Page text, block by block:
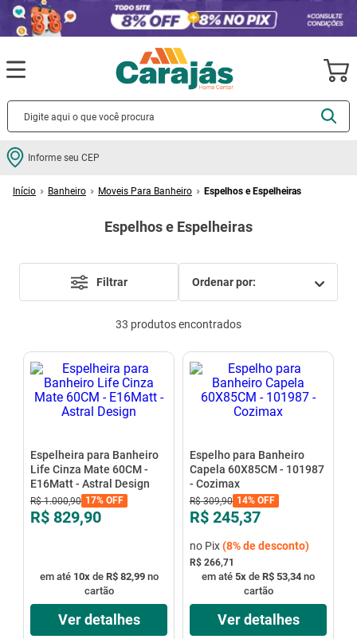
Informe seu CEP
Banheiro Moveis Para Banheiro Espelhos e Espelheiras
Espelhos e Espelheiras
Filtrar ordenar por
33 produtos
Espelheira para Banheiro
Life Cinza Mate 60CM -
E16Matt - Astral Design
R$ 1.000,90 17%OFF
R$ 829,90
em até 10xde R$ 82,99no
cartão
Ver detalhes
Espelho para Banheiro
Capela 60X85CM - 101987
- Cozimax
R$ 309,90 14%OFF
R$ 245,37
no Pix(8%de desconto)
R$ 266,71
em até 5x de R$ 53,34 no
cartão
Ver detalhes
Termos mais buscados
porta
6º vaso sanitário
8º cadeira
º mesa
º ar condicionado